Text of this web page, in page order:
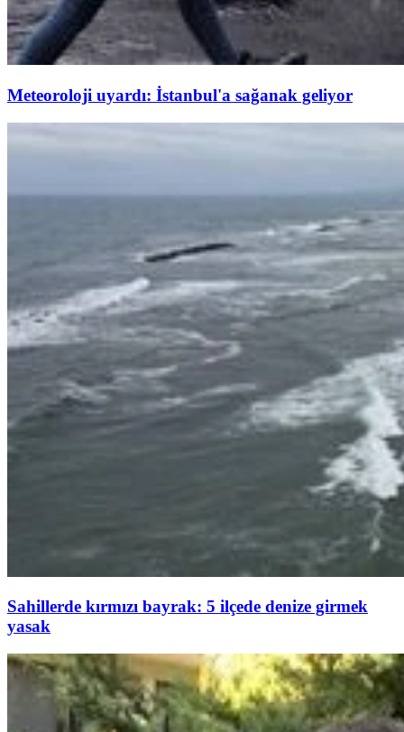
Meteoroloji uyardı: İstanbul'a sağanak geliyor
Sahillerde kırmızı bayrak: 5 ilçede denize girmek
yasak